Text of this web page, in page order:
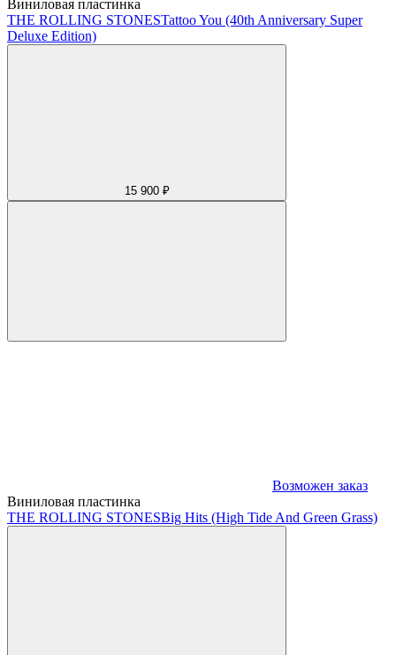
Виниловая пластинка
THE ROLLING STONESTattoo You (40th Anniversary Super
Deluxe Edition)
15 900 ₽
Возможен заказ
Виниловая пластинка
THE ROLLING STONESBig Hits (High Tide And Green Grass)